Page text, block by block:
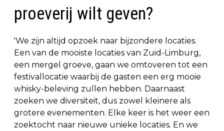
proeverij wilt geven?
'We zijn altijd opzoek naar bijzondere locaties.
Een van de mooiste locaties van Zuid-Limburg,
een mergel groeve, gaan we omtoveren tot een
festivallocatie waarbij de gasten een erg mooie
whisky-beleving zullen hebben. Daarnaast
zoeken we diversiteit, dus zowel kleinere als
grotere evenementen. Elke keer is het weer een
zoektocht naar nieuwe unieke locaties. En we